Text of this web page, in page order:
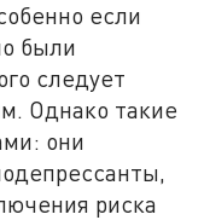
если
были
следует
Однако такие
они
риска